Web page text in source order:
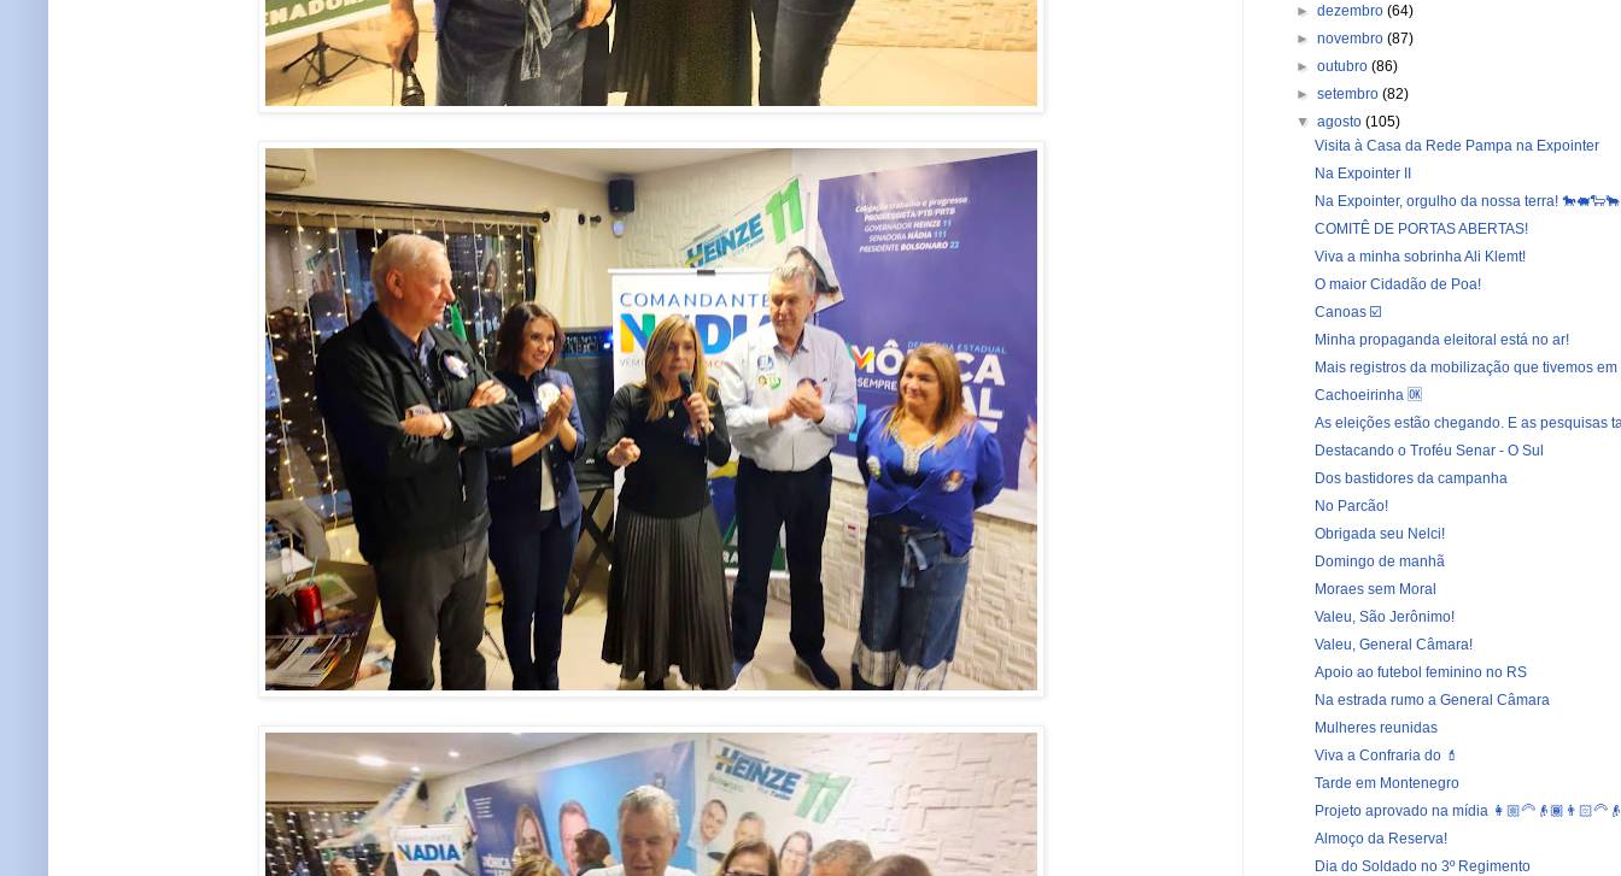
►dezembro(64)
►novembro(87)
►outubro(86)
►setembro(82)
▼agosto(105)
Visita à Casa da Rede Pampa na Expointer
Na Expointer II
Na Expointer, orgulho da nossa terra!
COMITÊ DE PORTAS ABERTAS!
Viva a minha sobrinha Ali Klemt!
O maior Cidadão de Poa!
Canoas ☑️
Minha propaganda eleitoral está no ar!
Mais registros da mobilização que tivemos em
Cachoeirinha 🆗
As eleições estão chegando. E as pesquisas
Destacando o Troféu Senar - O Sul
Dos bastidores da campanha
No Parcão!
Obrigada seu Nelci!
Domingo de manhã
Moraes sem Moral
Valeu, São Jerônimo!
Valeu, General Câmara!
Apoio ao futebol feminino no RS
Na estrada rumo a General Câmara
Mulheres reunidas
Viva a Confraria do 💄
Tarde em Montenegro
Projeto aprovado na mídia
Almoço da Reserva!
Dia do Soldado no 3º Regimento